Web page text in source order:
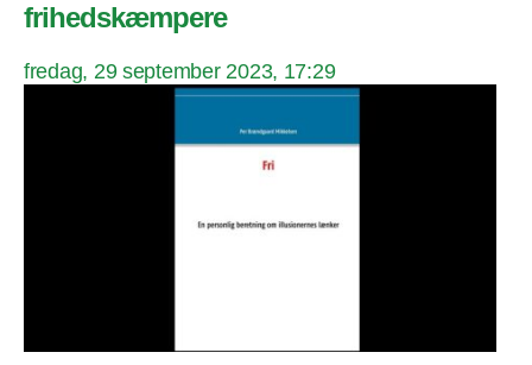
frihedskæmpere
fredag, 29 september 2023, 17:29